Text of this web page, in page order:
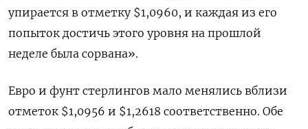
упирается в отметку $1,0960, и каждая из его
попыток достичь этого уровня на прошлой
неделе была сорвана».
Евро и фунт стерлингов мало менялись вблизи
отметок $1,0956​ и $1,2618 соответственно. Обе